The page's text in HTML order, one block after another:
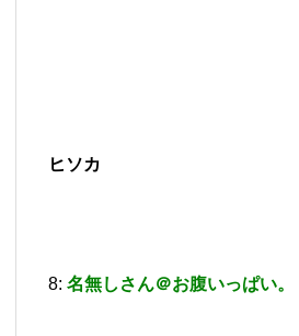
ヒソカ
8: 名無しさん＠お腹いっぱい。